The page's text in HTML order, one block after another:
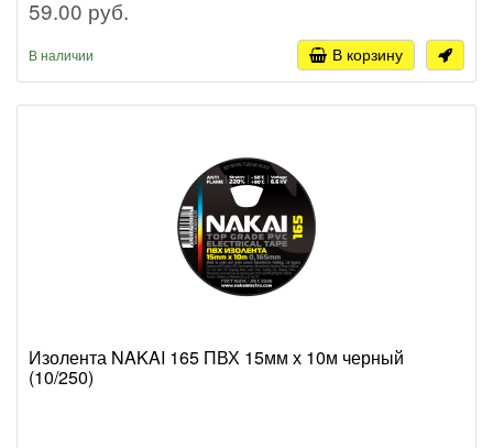
59.00 руб.
В наличии В корзину
Изолента NAKAI 165 ПВХ 15мм х 10м черный
(10/250)